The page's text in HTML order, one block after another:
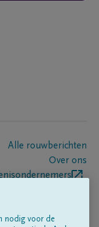
Alle rouwberichten
Over ons
nodig voor de